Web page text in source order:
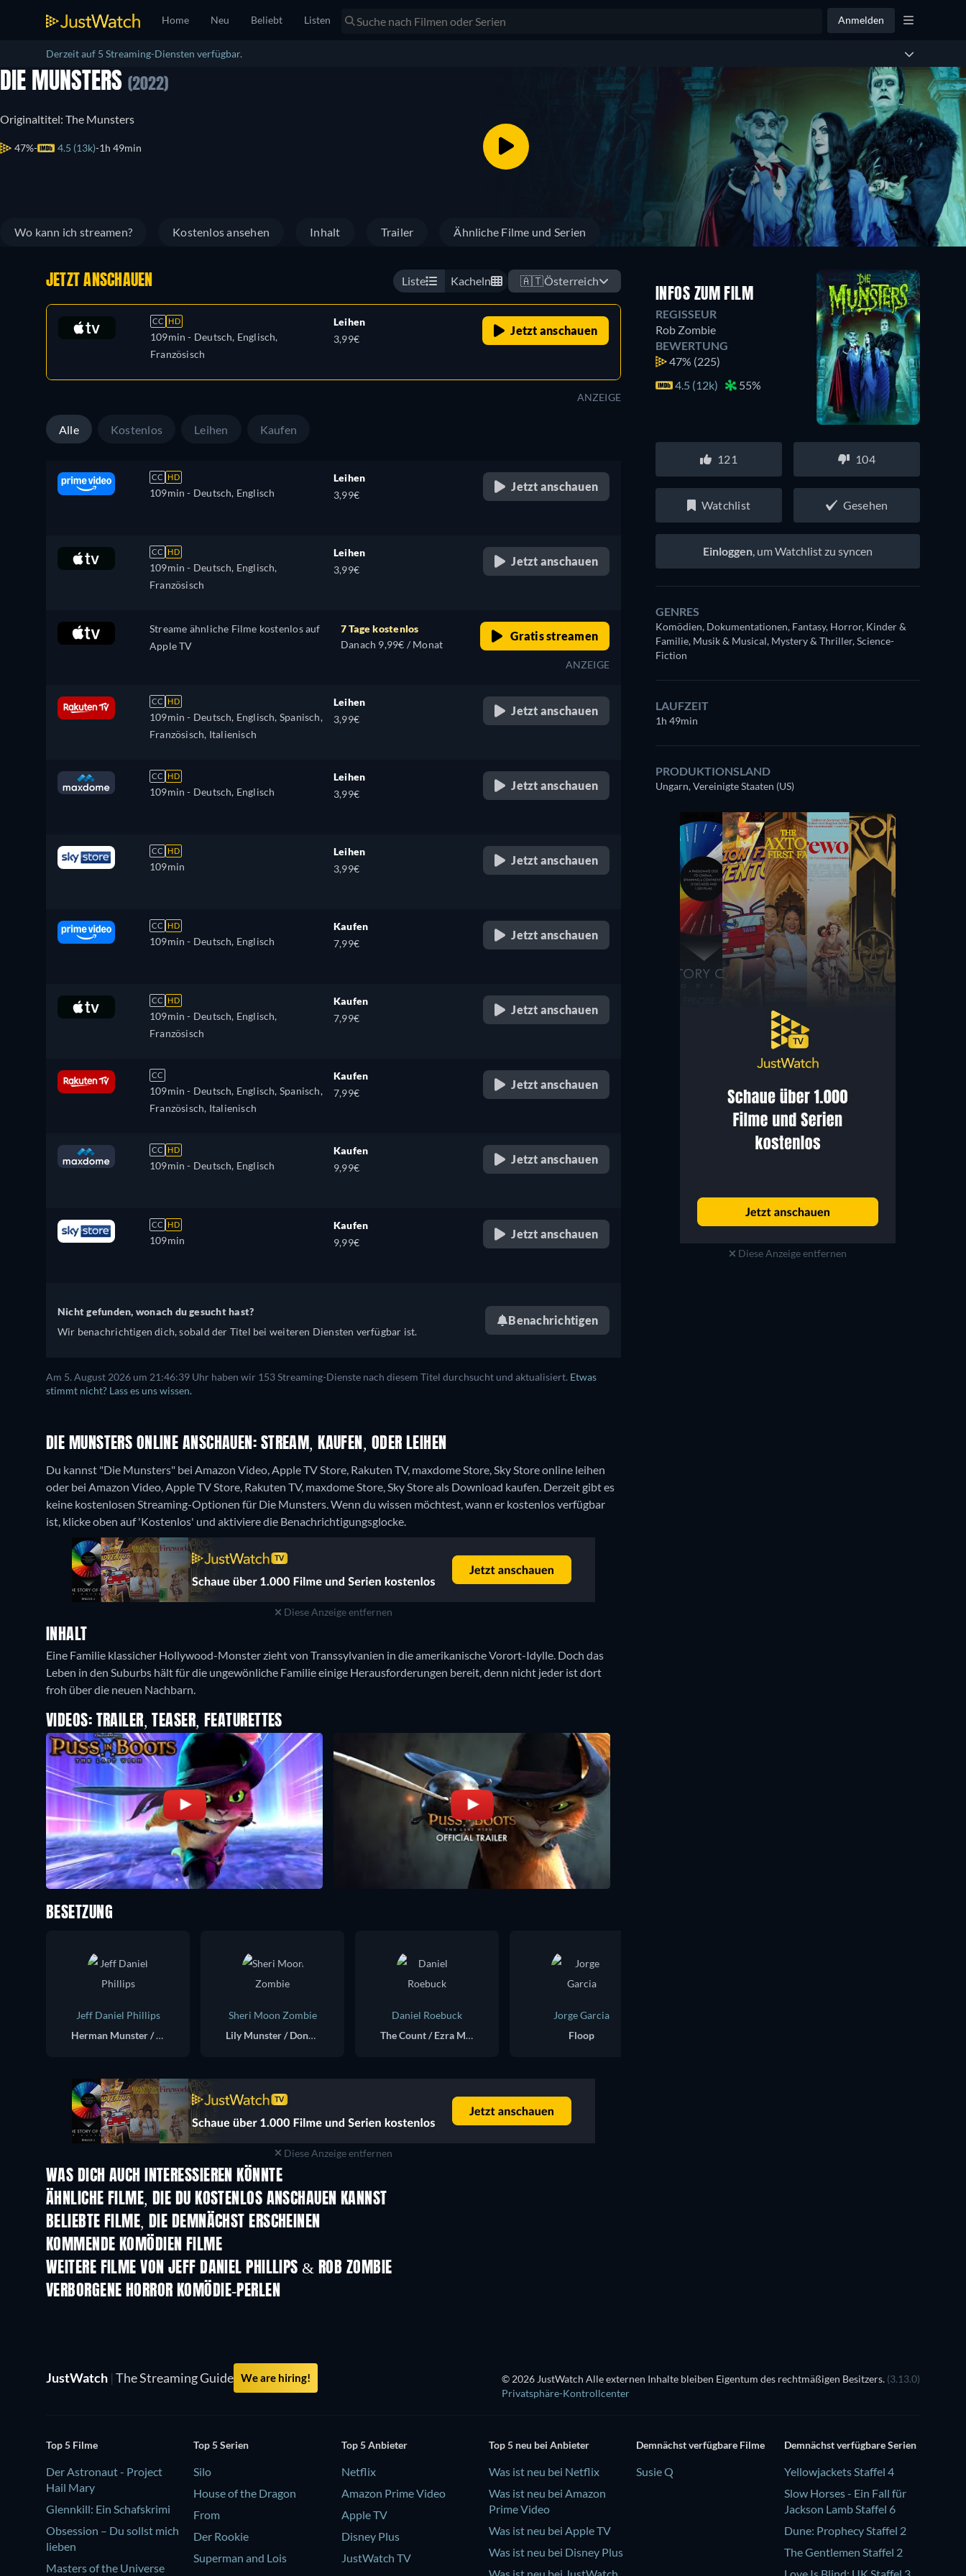
Home Neu Beliebt Listen Anmelden
Derzeit auf 5 Streaming-Diensten verfügbar.
DIE MUNSTERS (2022)
Originaltitel: The Munsters
47% 4.5 (13k) 1h 49min
Wo kann ich streamen? Kostenlos ansehen Inhalt Trailer Ähnliche Filme und Serien
JETZT ANSCHAUEN Liste Kacheln 🇦🇹Österreich
CC HD
109min - Deutsch, Englisch,
Französisch
Leihen
3,99€
Jetzt anschauen
ANZEIGE
Alle Kostenlos Leihen Kaufen
CC HD
109min - Deutsch, Englisch
Leihen
3,99€
Jetzt anschauen
CC HD
109min - Deutsch, Englisch,
Französisch
Leihen
3,99€
Jetzt anschauen
Streame ähnliche Filme kostenlos auf
Apple TV
7 Tage kostenlos
Danach 9,99€ / Monat
Gratis streamen
ANZEIGE
CC HD
109min - Deutsch, Englisch, Spanisch,
Französisch, Italienisch
Leihen
3,99€
Jetzt anschauen
CC HD
109min - Deutsch, Englisch
Leihen
3,99€
Jetzt anschauen
CC HD
109min
Leihen
3,99€
Jetzt anschauen
CC HD
109min - Deutsch, Englisch
Kaufen
7,99€
Jetzt anschauen
CC HD
109min - Deutsch, Englisch,
Französisch
Kaufen
7,99€
Jetzt anschauen
CC
109min - Deutsch, Englisch, Spanisch,
Französisch, Italienisch
Kaufen
7,99€
Jetzt anschauen
CC HD
109min - Deutsch, Englisch
Kaufen
9,99€
Jetzt anschauen
CC HD
109min
Kaufen
9,99€
Jetzt anschauen
Nicht gefunden, wonach du gesucht hast?
Wir benachrichtigen dich, sobald der Titel bei weiteren Diensten verfügbar ist.
Benachrichtigen
Am 5. August 2026 um 21:46:39 Uhr haben wir 153 Streaming-Dienste nach diesem Titel durchsucht und aktualisiert. Etwas
stimmt nicht? Lass es uns wissen.
DIE MUNSTERS ONLINE ANSCHAUEN: STREAM, KAUFEN, ODER LEIHEN
Du kannst "Die Munsters" bei Amazon Video, Apple TV Store, Rakuten TV, maxdome Store, Sky Store online leihen
oder bei Amazon Video, Apple TV Store, Rakuten TV, maxdome Store, Sky Store als Download kaufen. Derzeit gibt es
keine kostenlosen Streaming-Optionen für Die Munsters. Wenn du wissen möchtest, wann er kostenlos verfügbar
ist, klicke oben auf 'Kostenlos' und aktiviere die Benachrichtigungsglocke.
Diese Anzeige entfernen
INHALT
Eine Familie klassicher Hollywood-Monster zieht von Transsylvanien in die amerikanische Vorort-Idylle. Doch das
Leben in den Suburbs hält für die ungewönliche Familie einige Herausforderungen bereit, denn nicht jeder ist dort
froh über die neuen Nachbarn.
VIDEOS: TRAILER, TEASER, FEATURETTES
INFOS ZUM FILM
REGISSEUR
Rob Zombie
BEWERTUNG
47% (225)
4.5 (12k)
55%
121 104
Watchlist Gesehen
Einloggen, um Watchlist zu syncen
GENRES
Komödien, Dokumentationen, Fantasy, Horror, Kinder &
Familie, Musik & Musical, Mystery & Thriller, Science-
Fiction
LAUFZEIT
1h 49min
PRODUKTIONSLAND
Ungarn, Vereinigte Staaten (US)
Diese Anzeige entfernen
BESETZUNG
Jeff Daniel Phillips
Herman Munster / Zombo / Shecky Von Rathbone
Sheri Moon Zombie
Lily Munster / Donna Doomley
Daniel Roebuck
The Count / Ezra Mosher
Jorge Garcia
Floop
Diese Anzeige entfernen
WAS DICH AUCH INTERESSIEREN KÖNNTE
ÄHNLICHE FILME, DIE DU KOSTENLOS ANSCHAUEN KANNST
BELIEBTE FILME, DIE DEMNÄCHST ERSCHEINEN
KOMMENDE KOMÖDIEN FILME
WEITERE FILME VON JEFF DANIEL PHILLIPS & ROB ZOMBIE
VERBORGENE HORROR KOMÖDIE-PERLEN
JustWatch | The Streaming Guide We are hiring! © 2026 JustWatch Alle externen Inhalte bleiben Eigentum des rechtmäßigen Besitzers. (3.13.0)
Privatsphäre-Kontrollcenter
Top 5 Filme
Der Astronaut - Project
Hail Mary
Glennkill: Ein Schafskrimi
Obsession – Du sollst mich
lieben
Masters of the Universe
Top 5 Serien
Silo
House of the Dragon
From
Der Rookie
Superman and Lois
Top 5 Anbieter
Netflix
Amazon Prime Video
Apple TV
Disney Plus
JustWatch TV
Top 5 neu bei Anbieter
Was ist neu bei Netflix
Was ist neu bei Amazon
Prime Video
Was ist neu bei Apple TV
Was ist neu bei Disney Plus
Demnächst verfügbare Filme
Susie Q
Demnächst verfügbare Serien
Yellowjackets Staffel 4
Slow Horses - Ein Fall für
Jackson Lamb Staffel 6
Dune: Prophecy Staffel 2
The Gentlemen Staffel 2